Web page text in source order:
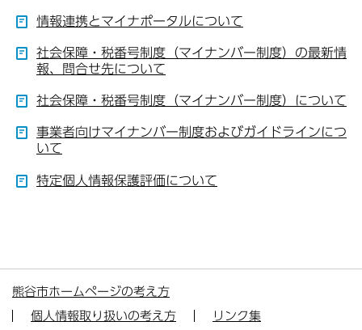
情報連携とマイナポータルについて
社会保障・税番号制度（マイナンバー制度）の最新情
報、問合せ先について
社会保障・税番号制度（マイナンバー制度）について
事業者向けマイナンバー制度およびガイドラインにつ
いて
特定個人情報保護評価について
熊谷市ホームページの考え方
個人情報取り扱いの考え方
リンク集